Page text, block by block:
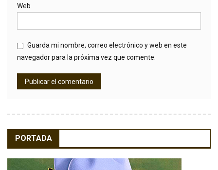
Web
Guarda mi nombre, correo electrónico y web en este
navegador para la próxima vez que comente.
PORTADA